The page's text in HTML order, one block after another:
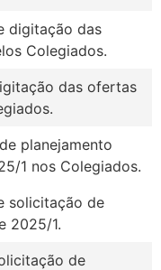
digitação das
Colegiados.
das ofertas
planejamento
1 nos Colegiados.
solicitação de
2025/1.
de